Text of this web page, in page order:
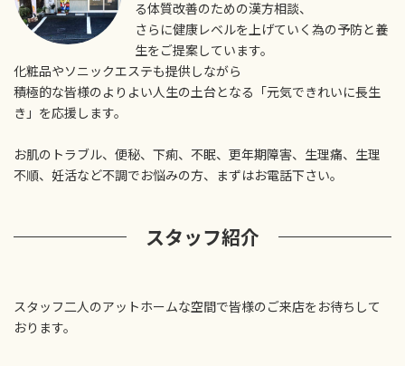
る体質改善のための漢方相談、
さらに健康レベルを上げていく為の予防と養
生をご提案しています。
化粧品やソニックエステも提供しながら
積極的な皆様のよりよい人生の土台となる「元気できれいに長生
き」を応援します。
お肌のトラブル、便秘、下痢、不眠、更年期障害、生理痛、生理
不順、妊活など不調でお悩みの方、まずはお電話下さい。
スタッフ紹介
スタッフ二人のアットホームな空間で皆様のご来店をお待ちして
おります。